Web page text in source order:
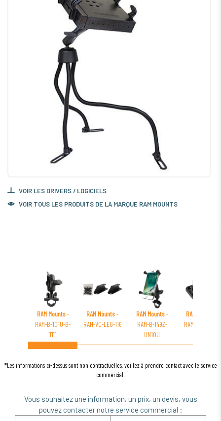
VOIR LES DRIVERS / LOGICIELS
VOIR TOUS LES PRODUITS DE LA MARQUE RAM MOUNTS
RAM Mounts-
RAM-B-101U-B-
TE1
RAM Mounts-
RAM-VC-LEG-116
RAM Mounts-
RAM-B-149Z-
UN10U
RAM Mounts
RAM-109HA-BU
*Les informations ci-dessus sont non contractuelles, veillez à prendre contact avec le service
commercial.
Vous souhaitez une information, un prix, un devis, vous
pouvez contacter notre service commercial :